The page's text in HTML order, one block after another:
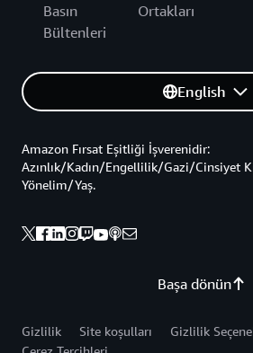
Basın
Bültenleri
Ortakları
English
Başa dönün
Amazon Fırsat Eşitliği İşverenidir:
Azınlık/Kadın/Engellilik/Gazi/Cinsiyet
Yönelim/Yaş.
Gizlilik Site koşulları
Gizlilik